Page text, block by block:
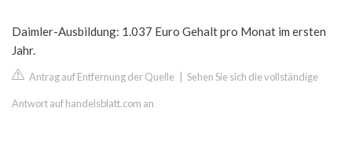
Daimler-Ausbildung: 1.037 Euro Gehalt pro Monat im ersten
Jahr.
Antrag auf Entfernung der Quelle Sehen Sie sich die vollständige
Antwort auf handelsblatt.com an